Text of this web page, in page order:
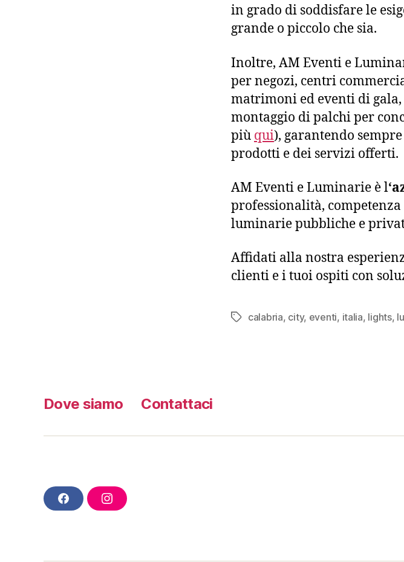
in grado di soddisfare le
grande o piccolo che sia.
Inoltre, AM Eventi e
per negozi, centri
matrimoni ed eventi di
montaggio di palchi per
più qui), garantendo
prodotti e dei servizi offerti.
AM Eventi e Luminarie è l
professionalità,
luminarie pubbliche e
Affidati alla nostra
clienti e i tuoi ospiti con
Tag calabria, city, eventi, italia, lights,
Dove siamo Contattaci
F
I